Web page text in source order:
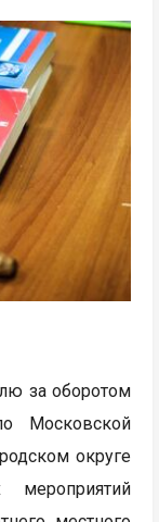
за оборотом
Московской
округе
мероприятий